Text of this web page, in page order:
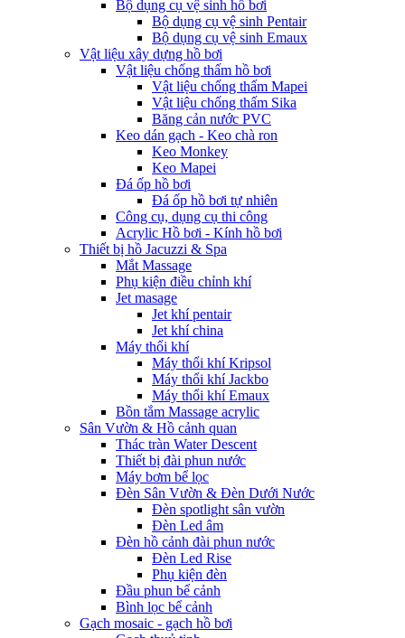
Bộ dụng cụ vệ sinh hồ bơi
Bộ dụng cụ vệ sinh Pentair
Bộ dụng cụ vệ sinh Emaux
Vật liệu xây dựng hồ bơi
Vật liệu chống thấm hồ bơi
Vật liệu chống thấm Mapei
Vật liệu chống thấm Sika
Băng cản nước PVC
Keo dán gạch - Keo chà ron
Keo Monkey
Keo Mapei
Đá ốp hồ bơi
Đá ốp hồ bơi tự nhiên
Công cụ, dụng cụ thi công
Acrylic Hồ bơi - Kính hồ bơi
Thiết bị hồ Jacuzzi & Spa
Mắt Massage
Phụ kiện điều chỉnh khí
Jet masage
Jet khí pentair
Jet khí china
Máy thổi khí
Máy thổi khí Kripsol
Máy thổi khí Jackbo
Máy thổi khí Emaux
Bồn tắm Massage acrylic
Sân Vườn & Hồ cảnh quan
Thác tràn Water Descent
Thiết bị đài phun nước
Máy bơm bể lọc
Đèn Sân Vườn & Đèn Dưới Nước
Đèn spotlight sân vườn
Đèn Led âm
Đèn hồ cảnh đài phun nước
Đèn Led Rise
Phụ kiện đèn
Đầu phun bể cảnh
Bình lọc bể cảnh
Gạch mosaic - gạch hồ bơi